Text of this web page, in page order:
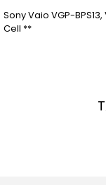
Sony Vaio VGP-
Cell **